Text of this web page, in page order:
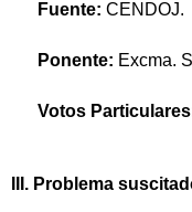
Fuente: CENDOJ.
Ponente: Excma.
Votos Particulares
III. Problema